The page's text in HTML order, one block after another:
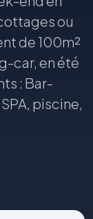
ou
de 100m²
car, en été
: Bar-
piscine,